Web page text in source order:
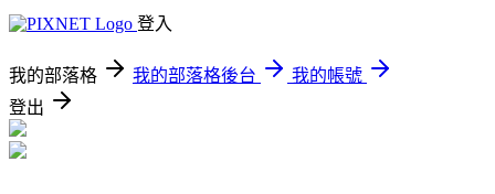
登入
我的部落格 我的部落格後台
我的帳號
登出